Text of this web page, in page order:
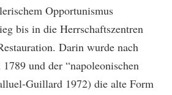
Opportunismus
bis in die Herrschaftszentren
Darin wurde nach
und der “napoleonischen
Guillard 1972) die alte Form